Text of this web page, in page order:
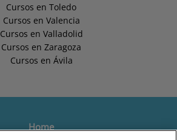
Cursos en Toledo
Cursos en Valencia
Cursos en Valladolid
Cursos en Zaragoza
Cursos en Ávila
Home